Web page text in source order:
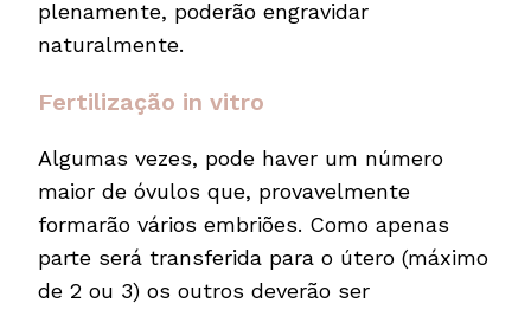
plenamente, poderão engravidar
naturalmente.
Fertilização in vitro
Algumas vezes, pode haver um número
maior de óvulos que, provavelmente
formarão vários embriões. Como apenas
parte será transferida para o útero (máximo
de 2 ou 3) os outros deverão ser